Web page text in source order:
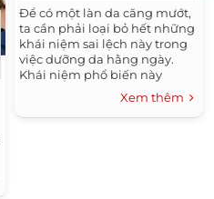
Để có một làn da căng mướt,
ta cần phải loại bỏ hết những
khái niệm sai lệch này trong
việc dưỡng da hằng ngày.
Khái niệm phổ biến này
không phải ai cũng thật sự
Xem thêm